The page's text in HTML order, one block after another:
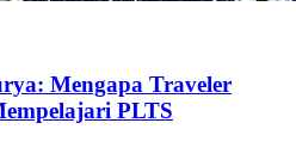
Mengapa Traveler
PLTS